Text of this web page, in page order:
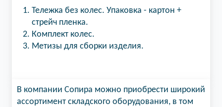
Тележка без колес. Упаковка - картон +
стрейч пленка.
Комплект колес.
Метизы для сборки изделия.
В компании Сопира можно приобрести широкий
ассортимент складского оборудования, в том